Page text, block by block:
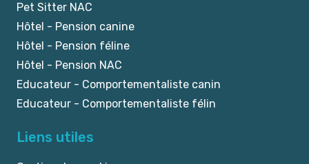
Pet Sitter NAC
Hôtel - Pension canine
Hôtel - Pension féline
Hôtel - Pension NAC
Educateur - Comportementaliste canin
Educateur - Comportementaliste félin
Liens utiles